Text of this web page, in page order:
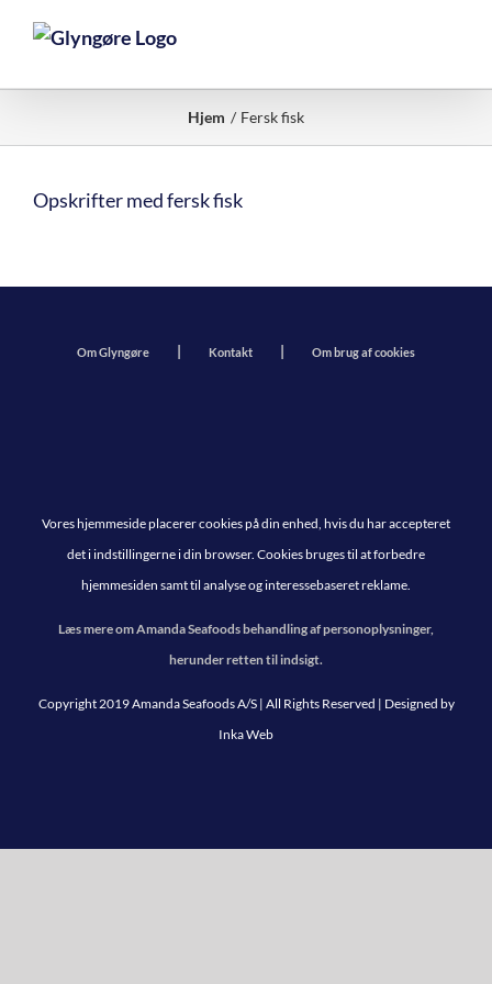
Hjem Fersk fisk
Opskrifter med fersk fisk
Om Glyngøre Kontakt Om brug af cookies
Vores hjemmeside placerer cookies på din enhed, hvis du har accepteret
det i indstillingerne i din browser. Cookies bruges til at forbedre
hjemmesiden samt til analyse og interessebaseret reklame.
Læs mere om Amanda Seafoods behandling af personoplysninger,
herunder retten til indsigt.
Copyright 2019 Amanda Seafoods A/S | All Rights Reserved | Designed by
Inka Web